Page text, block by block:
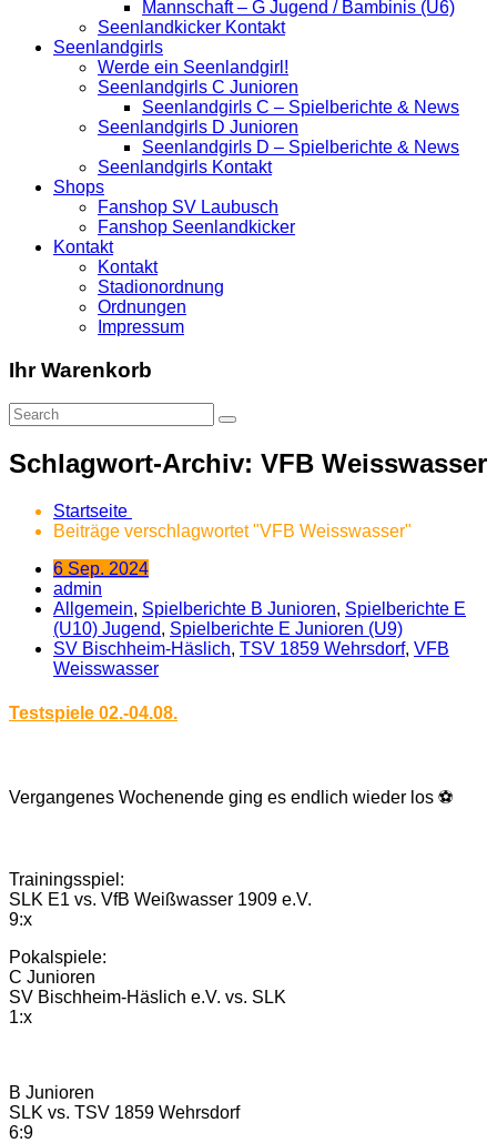
Mannschaft – G Jugend / Bambinis (U6)
Seenlandkicker Kontakt
Seenlandgirls
Werde ein Seenlandgirl!
Seenlandgirls C Junioren
Seenlandgirls C – Spielberichte & News
Seenlandgirls D Junioren
Seenlandgirls D – Spielberichte & News
Seenlandgirls Kontakt
Shops
Fanshop SV Laubusch
Fanshop Seenlandkicker
Kontakt
Kontakt
Stadionordnung
Ordnungen
Impressum
Ihr Warenkorb
Schlagwort-Archiv: VFB Weisswasser
Startseite
Beiträge verschlagwortet "VFB Weisswasser"
6 Sep. 2024
admin
Allgemein, Spielberichte B Junioren, Spielberichte E
(U10) Jugend, Spielberichte E Junioren (U9)
SV Bischheim-Häslich, TSV 1859 Wehrsdorf, VFB
Weisswasser
Testspiele 02.-04.08.
Vergangenes Wochenende ging es endlich wieder los ⚽
Trainingsspiel:
SLK E1 vs. VfB Weißwasser 1909 e.V.
9:x
Pokalspiele:
C Junioren
SV Bischheim-Häslich e.V. vs. SLK
1:x
B Junioren
SLK vs. TSV 1859 Wehrsdorf
6:9